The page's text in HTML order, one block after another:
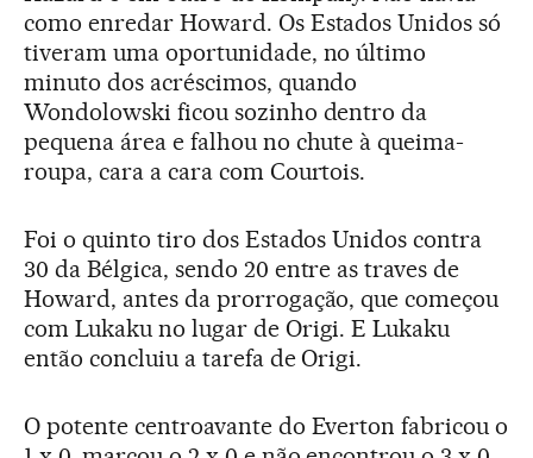
como enredar Howard. Os Estados Unidos só
tiveram uma oportunidade, no último
minuto dos acréscimos, quando
Wondolowski ficou sozinho dentro da
pequena área e falhou no chute à queima-
roupa, cara a cara com Courtois.
Foi o quinto tiro dos Estados Unidos contra
30 da Bélgica, sendo 20 entre as traves de
Howard, antes da prorrogação, que começou
com Lukaku no lugar de Origi. E Lukaku
então concluiu a tarefa de Origi.
O potente centroavante do Everton fabricou o